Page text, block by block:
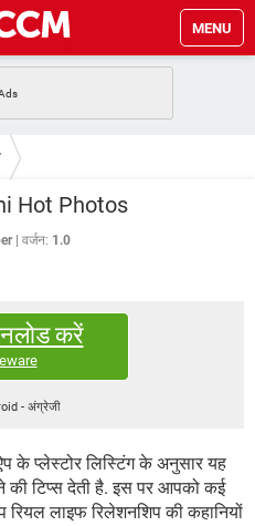
MENU
Lucky Patcher यूज करें
PUBG Mobile
कंप्यूटर बस
Hot Photos
वर्जन: 1.0
करें
- अंग्रेजी
के प्लेस्टोर लिस्टिंग के अनुसार यह
टिप्स देती है. इस पर आपको कई
रियल लाइफ रिलेशनशिप की कहानियों